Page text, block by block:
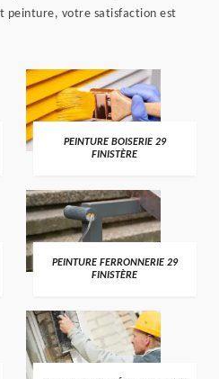
peinture, votre satisfaction est
PEINTURE BOISERIE 29
FINISTÈRE
PEINTURE FERRONNERIE 29
FINISTÈRE